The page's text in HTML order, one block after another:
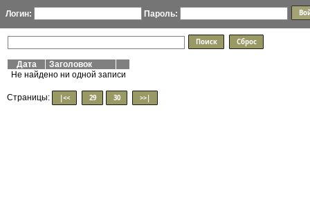
Логин: Пароль:
Дата
Заголовок
Не найдено ни одной записи
Страницы: |<< 29 30 >>|